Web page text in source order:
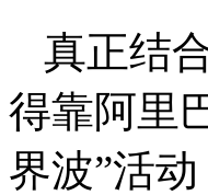
真正结
得靠阿里
界波”活